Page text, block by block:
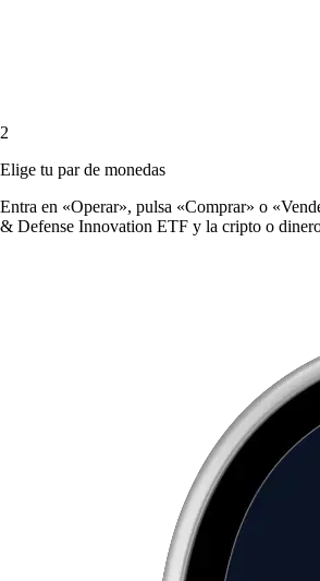
2
Elige tu par de monedas
Entra en «Operar», pulsa «Comprar» o
& Defense Innovation ETF y la cripto o